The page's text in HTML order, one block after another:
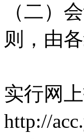
（二）
则，由
实行网
http://